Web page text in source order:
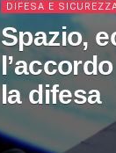
DIFESA E
Spazio,
la difesa